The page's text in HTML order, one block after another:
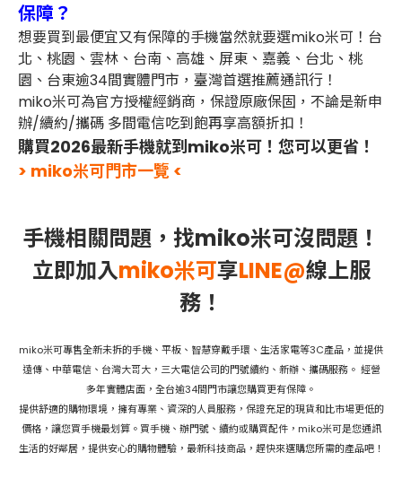
保障？
想要買到最便宜又有保障的手機當然就要選miko米可！台
北、桃園、雲林、台南、高雄、屏東、嘉義、台北、桃
園、台東逾34間實體門市，臺灣首選推薦通訊行！
miko米可為官方授權經銷商，保證原廠保固，不論是新申
辦/續約/攜碼 多間電信吃到飽再享高額折扣！
購買2026最新手機就到miko米可！您可以更省！
> miko米可門市一覽 <
手機相關問題，找miko米可沒問題！
立即加入miko米可享LINE@線上服
務！
miko米可專售全新未拆的手機、平板、智慧穿戴手環、生活家電等3C產品，並提供
遠傳、中華電信、台灣大哥大，三大電信公司的門號續約、新辦、攜碼服務。 經營
多年實體店面，全台逾34間門市讓您購買更有保障。
提供舒適的購物環境，擁有專業、資深的人員服務，保證充足的現貨和比市場更低的
價格，讓您買手機最划算。買手機、辦門號、續約或購買配件，miko米可是您通訊
生活的好鄰居，提供安心的購物體驗，最新科技商品，趕快來選購您所需的產品吧！